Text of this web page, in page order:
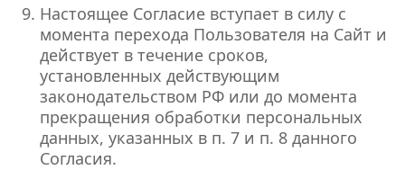
Настоящее Согласие вступает в силу с
момента перехода Пользователя на Сайт и
действует в течение сроков,
установленных действующим
законодательством РФ или до момента
прекращения обработки персональных
данных, указанных в п. 7 и п. 8 данного
Согласия.